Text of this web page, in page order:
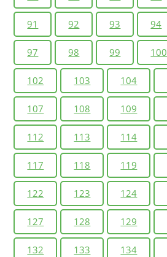
91 92 93 94
97 98 99 100
102 103 104
107 108 109
112 113 114
117 118 119
122 123 124
127 128 129
132 133 134